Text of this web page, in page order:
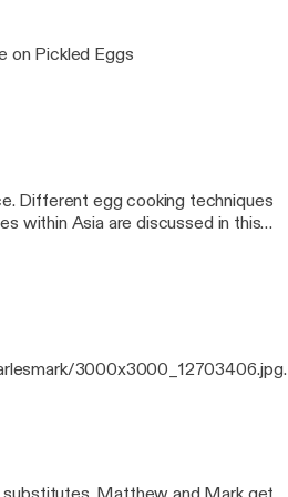
on Pickled Eggs
within Asia are discussed in this
3000x3000_12703406.jpg]
within Asia are discussed in this